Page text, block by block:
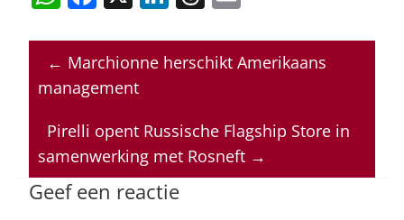
at
s
p
p
c
e
o
o
k
k
e
n
re
a
s
ai
l
← Marchionne herschikt Amerikaans
management
Pirelli opent Russische Flagship Store in
samenwerking met Rosneft →
Geef een reactie